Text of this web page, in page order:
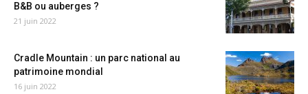
B&B ou auberges ?
21 juin 2022
Cradle Mountain : un parc national au
patrimoine mondial
16 juin 2022